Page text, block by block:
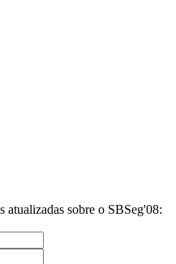
atualizadas sobre o SBSeg'08: